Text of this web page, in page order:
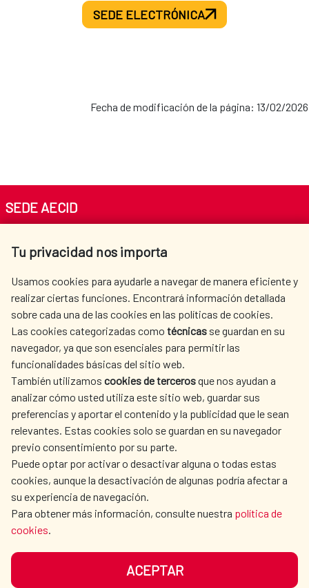
SEDE ELECTRÓNICA
Fecha de modificación de la página: 13/02/2026
Tu privacidad nos importa
Usamos cookies para ayudarle a navegar de manera eficiente y
realizar ciertas funciones. Encontrará información detallada
sobre cada una de las cookies en las políticas de cookies.
Las cookies categorizadas como técnicas se guardan en su
navegador, ya que son esenciales para permitir las
funcionalidades básicas del sitio web.
También utilizamos cookies de tercerosque nos ayudan a
analizar cómo usted utiliza este sitio web, guardar sus
preferencias y aportar el contenido y la publicidad que le sean
relevantes. Estas cookies solo se guardan en su navegador
previo consentimiento por su parte.
Puede optar por activar o desactivar alguna o todas estas
cookies, aunque la desactivación de algunas podría afectar a
su experiencia de navegación.
Para obtener más información, consulte nuestra política de
cookies.
ACEPTAR
SEDE AECID
Tel. +34 900 20 30 54​​​​​​​
AECID
WHERE DO WE COOPERATE?
SPANISH HUMANITARIAN
ACTION
PRESS ROOM
CULTURE AND SCIENCE LIBRARY
OUR SOCIAL MEDIA
DATA PROTECTION